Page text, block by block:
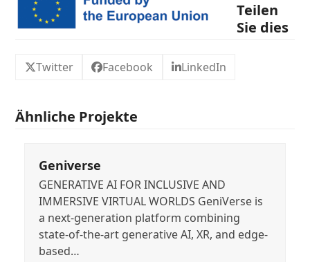
Teilen
Sie dies
Twitter Facebook LinkedIn
Ähnliche Projekte
Geniverse
GENERATIVE AI FOR INCLUSIVE AND
IMMERSIVE VIRTUAL WORLDS GeniVerse is
a next-generation platform combining
state-of-the-art generative AI, XR, and edge-
based…